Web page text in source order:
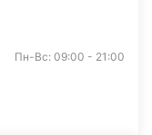
Пн-Вс: 09:00 - 21:00